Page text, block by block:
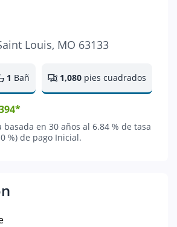
Louis, MO 63133
1 Bañ 1,080 pies cuadrados
en 30 años al 6.84 % de tasa
%) de pago Inicial.